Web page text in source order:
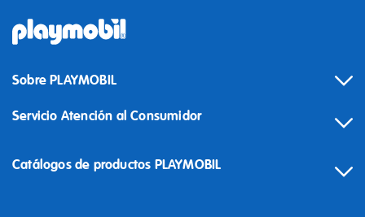
Sobre PLAYMOBIL
Servicio Atención al Consumidor
Catálogos de productos PLAYMOBIL